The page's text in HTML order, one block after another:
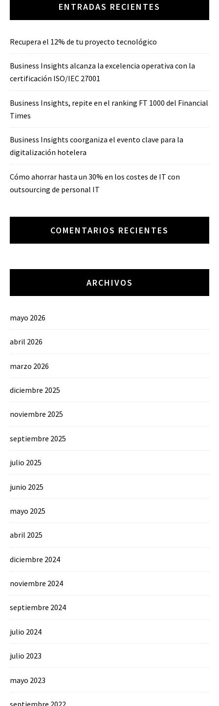
ENTRADAS RECIENTES
Recupera el 12% de tu proyecto tecnológico
Business Insights alcanza la excelencia operativa con la
certificación ISO/IEC 27001
Business Insights, repite en el ranking FT 1000 del Financial
Times
Business Insights coorganiza el evento clave para la
digitalización hotelera
Cómo ahorrar hasta un 30% en los costes de IT con
outsourcing de personal IT
COMENTARIOS RECIENTES
ARCHIVOS
mayo 2026
abril 2026
marzo 2026
diciembre 2025
noviembre 2025
septiembre 2025
julio 2025
junio 2025
mayo 2025
abril 2025
diciembre 2024
noviembre 2024
septiembre 2024
julio 2024
julio 2023
mayo 2023
septiembre 2022